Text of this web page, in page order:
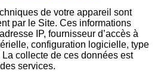
de votre appareil sont
par le Site. Ces informations
IP, fournisseur d’accès à
configuration logicielle, type
collecte de ces données est
services.